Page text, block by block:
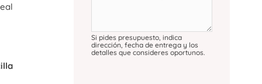
Si pides presupuesto, indica
dirección, fecha de entrega y los
detalles que consideres oportunos.